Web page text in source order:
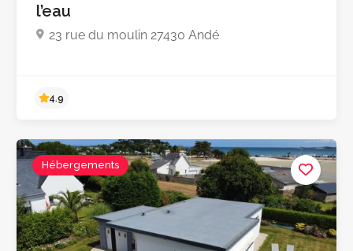
l’eau
23 rue du moulin 27430 Andé
Hébergements